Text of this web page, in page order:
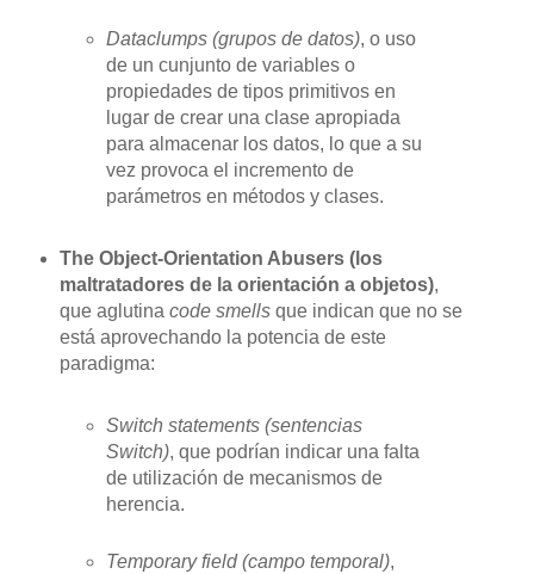
Dataclumps (grupos de datos), o uso
de un cunjunto de variables o
propiedades de tipos primitivos en
lugar de crear una clase apropiada
para almacenar los datos, lo que a su
vez provoca el incremento de
parámetros en métodos y clases.
The Object-Orientation Abusers (los
maltratadores de la orientación a objetos),
que aglutina code smellsque indican que no se
está aprovechando la potencia de este
paradigma:
Switch statements (sentencias
Switch), que podrían indicar una falta
de utilización de mecanismos de
herencia.
Temporary field (campo temporal),